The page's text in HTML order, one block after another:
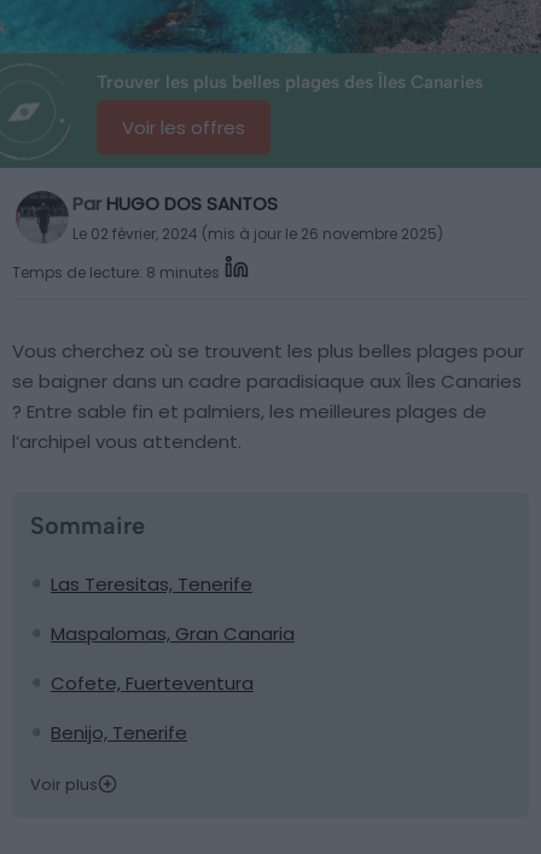
Trouver les plus belles plages des Îles Canaries
Voir les offres
Par HUGO DOS SANTOS
Le 02 février, 2024 (mis à jour le 26 novembre 2025)
Temps de lecture: 8 minutes
Vous cherchez où se trouvent les plus belles plages pour
se baigner dans un cadre paradisiaque aux Îles Canaries
? Entre sable fin et palmiers, les meilleures plages de
l’archipel vous attendent.
Sommaire
Las Teresitas, Tenerife
Maspalomas, Gran Canaria
Cofete, Fuerteventura
Benijo, Tenerife
Voir plus